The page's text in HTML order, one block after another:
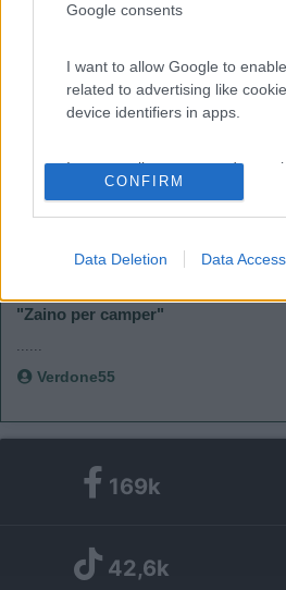
Google consents
I want to allow Google to
related to advertising like
device identifiers in apps.
I want to allow my user data to
Google for online advertising
personalized advertising.
I want to allow Google to enable
device identifiers in apps.
I want to allow Google to
I want to allow Google to
I want to allow Google to
CONFIRM
Data Deletion Data Access
Devi togliere la griglia sotto , sto
nella fondata del camper , e dopo
rimuovi la protezione metallica e
fiamma andare.nn ho capito il
"Zaino per camper"
......
Verdone55
169k
42,6k